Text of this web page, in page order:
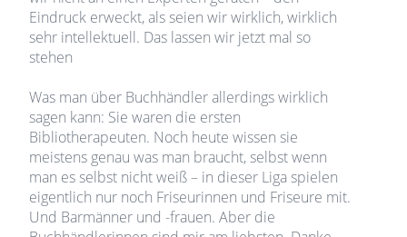
Eindruck erweckt, als seien wir wirklich, wirklich
sehr intellektuell. Das lassen wir jetzt mal so
stehen
Was man über Buchhändler allerdings wirklich
sagen kann: Sie waren die ersten
Bibliotherapeuten. Noch heute wissen sie
meistens genau was man braucht, selbst wenn
man es selbst nicht weiß – in dieser Liga spielen
eigentlich nur noch Friseurinnen und Friseure mit.
Und Barmänner und -frauen. Aber die